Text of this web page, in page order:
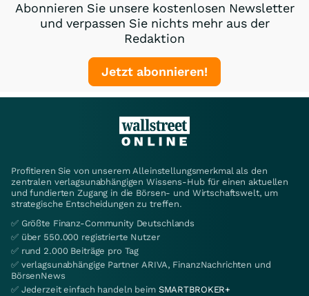
Abonnieren Sie unsere kostenlosen Newsletter
und verpassen Sie nichts mehr aus der
Redaktion
Jetzt abonnieren!
Profitieren Sie von unserem Alleinstellungsmerkmal als den
zentralen verlagsunabhängigen Wissens-Hub für einen aktuellen
und fundierten Zugang in die Börsen- und Wirtschaftswelt, um
strategische Entscheidungen zu treffen.
✅ Größte Finanz-Community Deutschlands
✅ über 550.000 registrierte Nutzer
✅ rund 2.000 Beiträge pro Tag
✅ verlagsunabhängige Partner ARIVA, FinanzNachrichten und
BörsenNews
✅ Jederzeit einfach handeln beim SMARTBROKER+